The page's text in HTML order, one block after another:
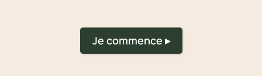
Je commence ▸